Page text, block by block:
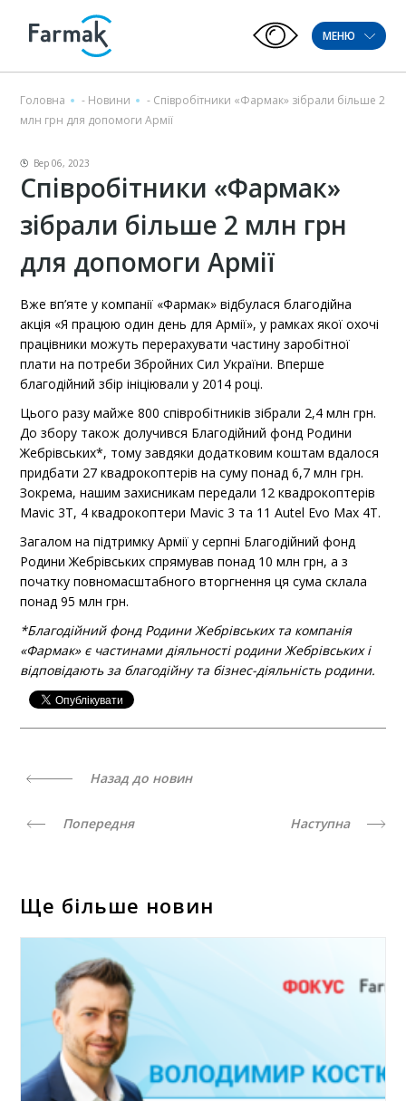
МЕНЮ
Головна - Новини - Співробітники «Фармак» зібрали більше 2
млн грн для допомоги Армії
Вер 06, 2023
Співробітники «Фармак»
зібрали більше 2 млн грн
для допомоги Армії
Вже вп’яте у компанії «Фармак» відбулася благодійна
акція «Я працюю один день для Армії», у рамках якої охочі
працівники можуть перерахувати частину заробітної
плати на потреби Збройних Сил України. Вперше
благодійний збір ініціювали у 2014 році.
Цього разу майже 800 співробітників зібрали 2,4 млн грн.
До збору також долучився Благодійний фонд Родини
Жебрівських*, тому завдяки додатковим коштам вдалося
придбати 27 квадрокоптерів на суму понад 6,7 млн грн.
Зокрема, нашим захисникам передали 12 квадрокоптерів
Mavic 3T, 4 квадрокоптери Mavic 3 та 11 Autel Evo Max 4Т.
Загалом на підтримку Армії у серпні Благодійний фонд
Родини Жебрівських спрямував понад 10 млн грн, а з
початку повномасштабного вторгнення ця сума склала
понад 95 млн грн.
*Благодійний фонд Родини Жебрівських та компанія
«Фармак» є частинами діяльності родини Жебрівських і
відповідають за благодійну та бізнес-діяльність родини.
Назад до новин
Попередня Наступна
Ще більше новин